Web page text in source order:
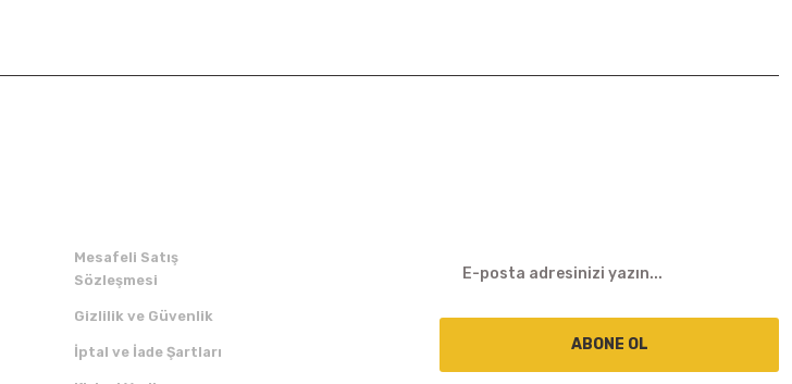
Mesafeli Satış
Sözleşmesi
Gizlilik ve Güvenlik
İptal ve İade Şartları ABONE OL